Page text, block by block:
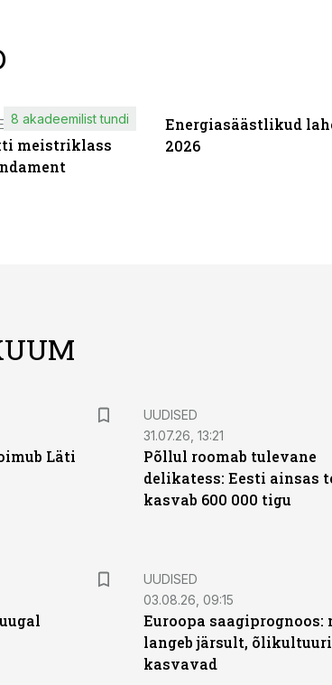
meistriklass
8 akadeemilist tundi
Energiasäästlikud
2026
Läti
UUDISED
31.07.26, 13:21
Põllul roomab tulevane
delikatess: Eesti ainsas
kasvab 600 000 tigu
UUDISED
03.08.26, 09:15
Euroopa saagiprognoos:
langeb järsult,
kasvavad